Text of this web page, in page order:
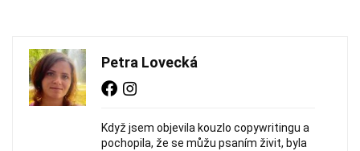
Petra Lovecká
Když jsem objevila kouzlo copywritingu a
pochopila, že se můžu psaním živit, byla